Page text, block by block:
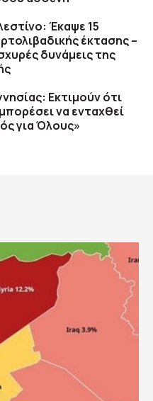
Έκαψε 15
έκτασης –
δυνάμεις της
Εκτιμούν ότι
να ενταχθεί
για Όλους»